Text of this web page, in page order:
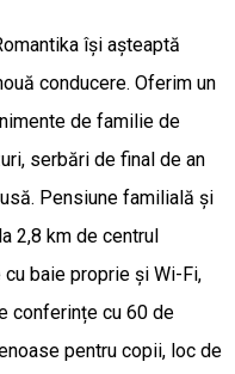
își așteaptă
conducere. Oferim un
de familie de
serbări de final de an
Pensiune familială și
2,8 km de centrul
baie proprie și Wi-Fi,
conferințe cu 60 de
pentru copii, loc de